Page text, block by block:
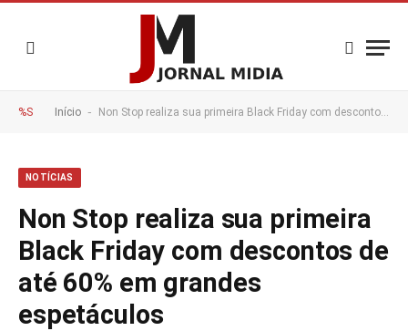
%S Início - Non Stop realiza sua primeira Black Friday com descontos de até 60% em grandes espetáculos
NOTÍCIAS
Non Stop realiza sua primeira
Black Friday com descontos de
até 60% em grandes
espetáculos